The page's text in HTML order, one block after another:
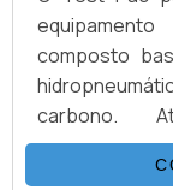
composto
carbono.
estabelecidos
para testes